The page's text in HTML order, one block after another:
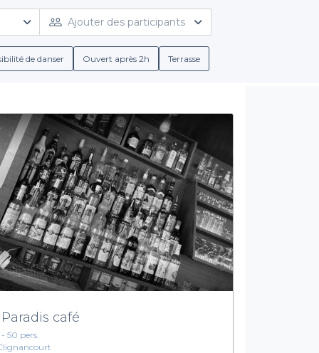
soirée karaoké n’a jamais été aussi simple. Nous avons
de qualité. Vous trouverez des informations complètes sur
souhaitiez déguster des plats typiquement parisiens ou des
variées qui sauront ravir vos papilles tout en vous divertissant.
d'options personnalisables. Les restaurants que
des vins raffinés et des mocktails pour satisfaire tous les
rassasier avec une gamme de mets soigneusement
karaoké au cœur de Paris, n’hésitez pas à explorer notre
sur l'essentiel : la fête et les souvenirs à créer avec
? Visitez notre site et découvrez les meilleures offres dès
Ajouter des participants
de danser Ouvert après 2h Terrasse
Paradis café
- 50 pers.